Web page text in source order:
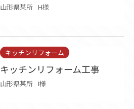
山形県某所 H様
キッチンリフォーム
キッチンリフォーム工事
山形県某所 I様